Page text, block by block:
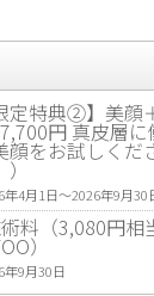
定特典②】美顔
円 真皮層に
顔をお試しくだ
）
4月1日〜2026年9月30
料（3,080円相
）
9月30日